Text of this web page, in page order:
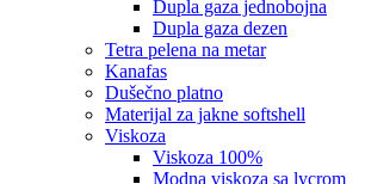
dupla gaza jednobojna
dupla gaza dezen
tetra pelena na metar
kanafas
dušečno platno
materijal za jakne softshell
viskoza
viskoza 100%
modna viskoza sa lycrom